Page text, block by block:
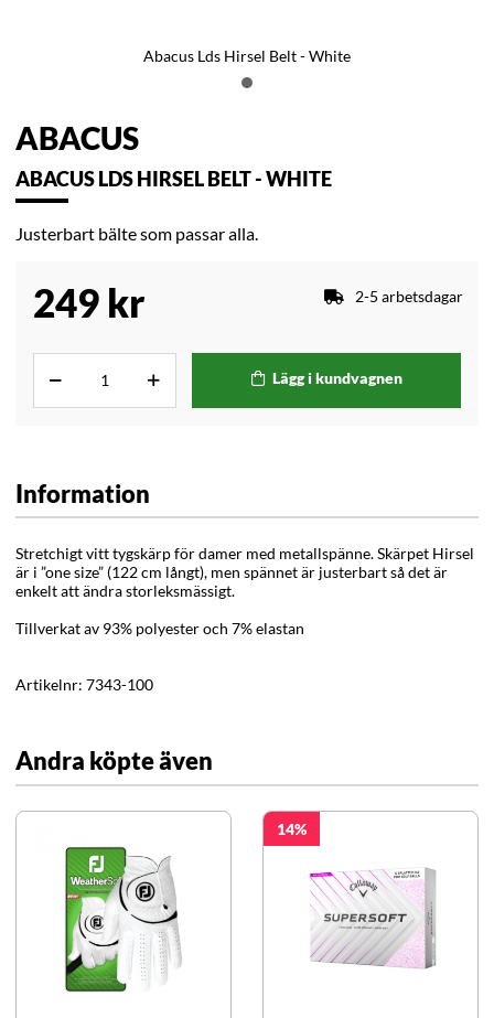
Abacus Lds Hirsel Belt - White
ABACUS
ABACUS LDS HIRSEL BELT - WHITE
Justerbart bälte som passar alla.
249 kr 2-5 arbetsdagar
Lägg i kundvagnen
Information
Stretchigt vitt tygskärp för damer med metallspänne. Skärpet Hirsel
är i ”one size” (122 cm långt), men spännet är justerbart så det är
enkelt att ändra storleksmässigt.
Tillverkat av 93% polyester och 7% elastan
Artikelnr: 7343-100
Andra köpte även
14